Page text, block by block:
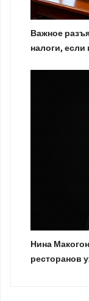
Важное
налоги, если
Нина
ресторанов